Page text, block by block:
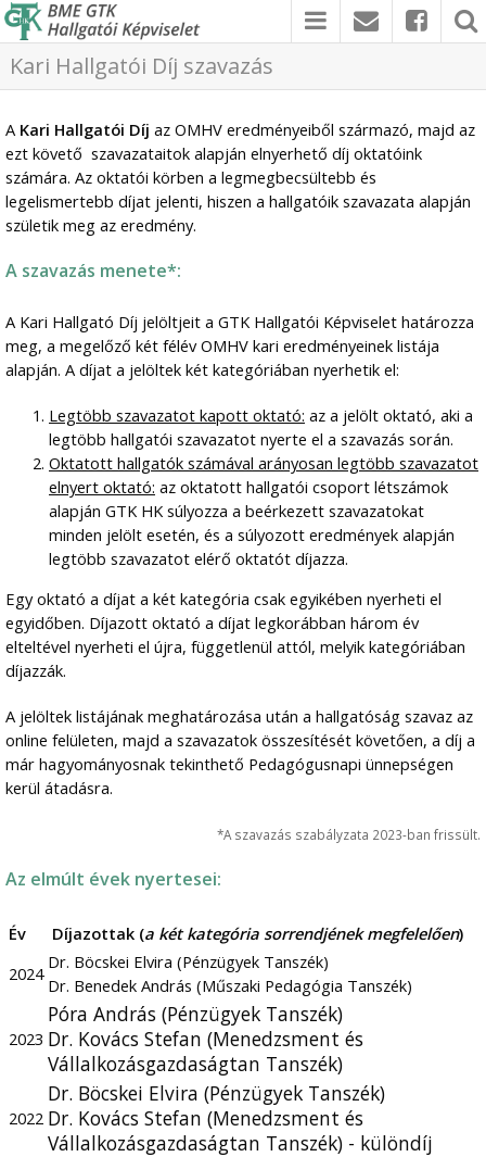
Kari Hallgatói Díj szavazás
A Kari Hallgatói Díj az OMHV eredményeiből származó, majd az
ezt követő szavazataitok alapján elnyerhető díj oktatóink
számára. Az oktatói körben a legmegbecsültebb és
legelismertebb díjat jelenti, hiszen a hallgatóik szavazata alapján
születik meg az eredmény.
A szavazás menete*:
A Kari Hallgató Díj jelöltjeit a GTK Hallgatói Képviselet határozza
meg, a megelőző két félév OMHV kari eredményeinek listája
alapján. A díjat a jelöltek két kategóriában nyerhetik el:
Legtöbb szavazatot kapott oktató: az a jelölt oktató, aki a
legtöbb hallgatói szavazatot nyerte el a szavazás során.
Oktatott hallgatók számával arányosan legtöbb szavazatot
elnyert oktató: az oktatott hallgatói csoport létszámok
alapján GTK HK súlyozza a beérkezett szavazatokat
minden jelölt esetén, és a súlyozott eredmények alapján
legtöbb szavazatot elérő oktatót díjazza.
Egy oktató a díjat a két kategória csak egyikében nyerheti el
egyidőben. Díjazott oktató a díjat legkorábban három év
elteltével nyerheti el újra, függetlenül attól, melyik kategóriában
díjazzák.
A jelöltek listájának meghatározása után a hallgatóság szavaz az
online felületen, majd a szavazatok összesítését követően, a díj a
már hagyományosnak tekinthető Pedagógusnapi ünnepségen
kerül átadásra.
*A szavazás szabályzata 2023-ban frissült.
Az elmúlt évek nyertesei:
Év Díjazottak (a két kategória sorrendjének megfelelően)
2024
Dr. Böcskei Elvira (Pénzügyek Tanszék)
Dr. Benedek András (Műszaki Pedagógia Tanszék)
2023
Póra András (Pénzügyek Tanszék)
Dr. Kovács Stefan (Menedzsment és
Vállalkozásgazdaságtan Tanszék)
2022
Dr. Böcskei Elvira (Pénzügyek Tanszék)
Dr. Kovács Stefan (Menedzsment és
Vállalkozásgazdaságtan Tanszék) - különdíj